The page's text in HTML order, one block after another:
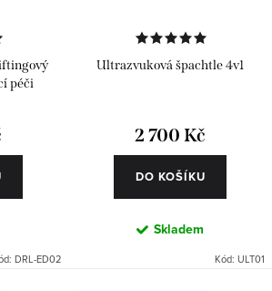
péči
DRL-ED02
Ultrazvuková špachtle 4v1
2 700 Kč
DO KOŠÍKU
Skladem
Kód: ULT01